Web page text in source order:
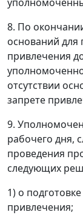
8. По
оснований для
привлечения
отсутствии
запрете
9.
рабочего дня,
проведения
следующих
1) о
привлечения;